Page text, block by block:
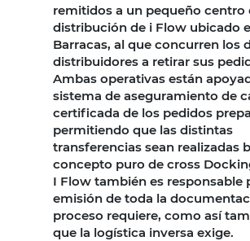
remitidos a un pequeño centro
distribución de i Flow ubicado
Barracas, al que concurren los
distribuidores a retirar sus
Ambas operativas están
sistema de aseguramiento de
certificada de los pedidos
permitiendo que las distintas
transferencias sean realizadas
concepto puro de cross
I Flow también es responsable
emisión de toda la
proceso requiere, como así
que la logística inversa exige.